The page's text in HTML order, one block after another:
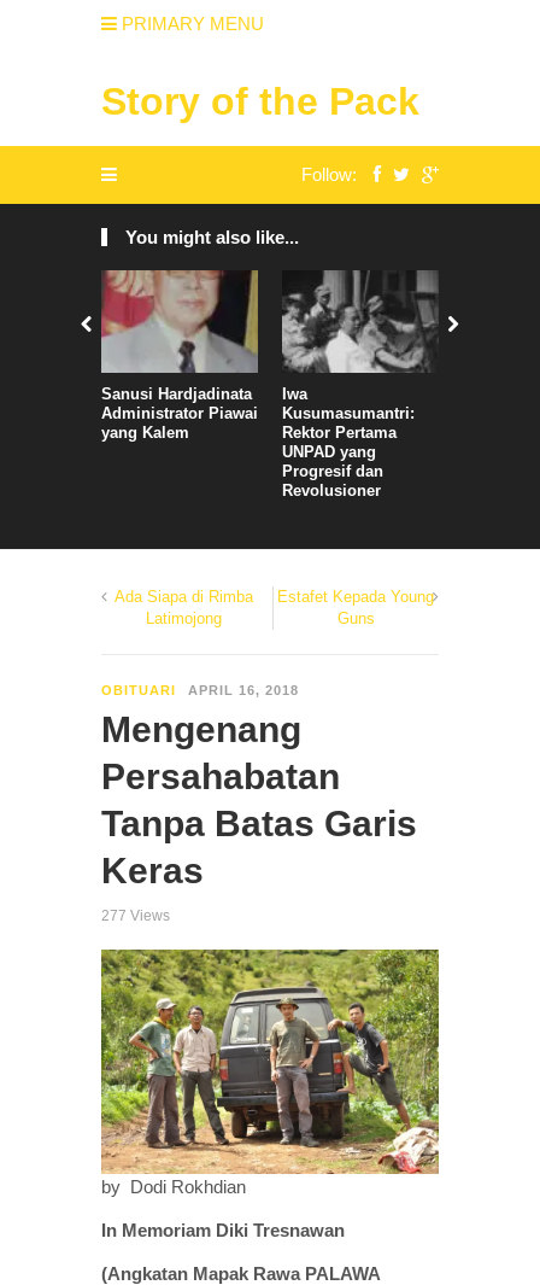
PRIMARY MENU
Story of the Pack
Follow:
You might also like...
Sanusi Hardjadinata
Administrator Piawai
yang Kalem
Iwa
Kusumasumantri:
Rektor Pertama
UNPAD yang
Progresif dan
Revolusioner
Ada Siapa di Rimba
Latimojong
Estafet Kepada Young
Guns
OBITUARI APRIL 16, 2018
Mengenang
Persahabatan
Tanpa Batas Garis
Keras
277 Views
by Dodi Rokhdian
In Memoriam Diki Tresnawan
(Angkatan Mapak Rawa PALAWA